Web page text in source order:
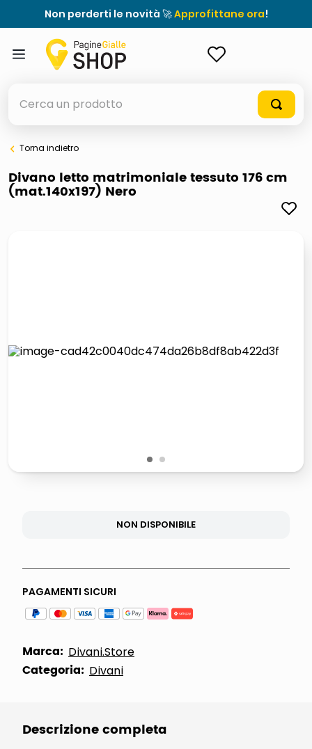
Non perderti le novità 🚀Approfittane ora!
elenchi telefonici
orologio parete
Torna indietro
Divano letto matrimoniale tessuto 176 cm
(mat.140x197) Nero
1 2
NON DISPONIBILE
PAGAMENTI SICURI
Marca: Divani.Store
Categoria: Divani
Descrizione completa